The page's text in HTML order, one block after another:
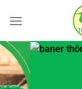
qua
dung